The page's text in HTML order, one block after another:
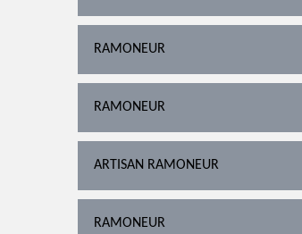
RAMONEUR
RAMONEUR
ARTISAN RAMONEUR
RAMONEUR